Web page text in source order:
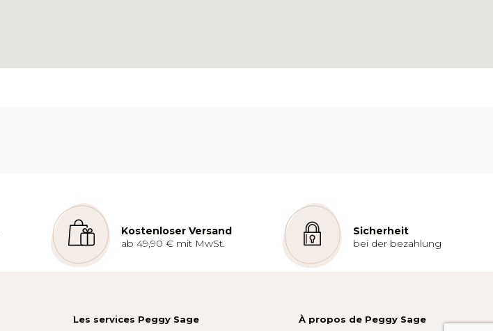
Kostenloser Versand
ab 49,90 € mit MwSt.
Sicherheit
bei der bezahlung
Les services Peggy Sage À propos de Peggy Sage